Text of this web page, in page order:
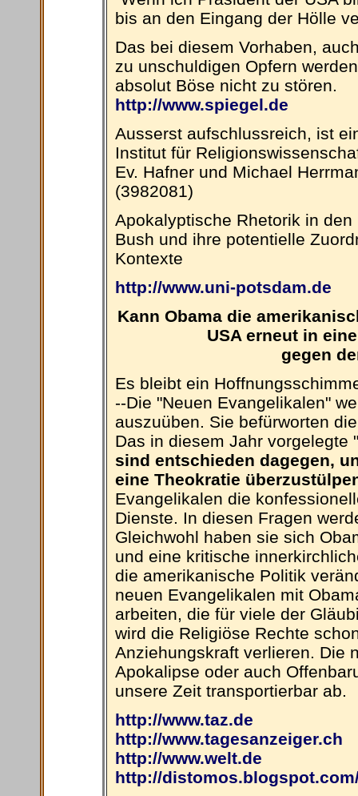
bis an den Eingang der Hölle
Das bei diesem Vorhaben,
zu unschuldigen Opfern
absolut Böse nicht zu stören.
http://www.spiegel.de
Ausserst aufschlussreich, ist
Institut für
Ev. Hafner und Michael
(3982081)
Apokalyptische Rhetorik in
Bush und ihre potentielle
Kontexte
http://www.uni-potsdam.de
Kann Obama die
USA erneut in
gegen
Es bleibt ein
--Die "Neuen Evangelikalen"
auszuüben. Sie befürworten
Das in diesem Jahr
sind entschieden dagegen,
eine Theokratie
Evangelikalen die
Dienste. In diesen Fragen
Gleichwohl haben sie sich
und eine kritische
die amerikanische Politik
neuen Evangelikalen mit
arbeiten, die für viele der
wird die Religiöse Rechte
Anziehungskraft verlieren. Die
Apokalipse oder auch
unsere Zeit transportierbar ab.
http://www.taz.de
http://www.tagesanzeiger.ch
http://www.welt.de
http://